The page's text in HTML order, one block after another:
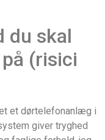
du skal
(risici
et dørtelefonanlæg i
giver tryghed